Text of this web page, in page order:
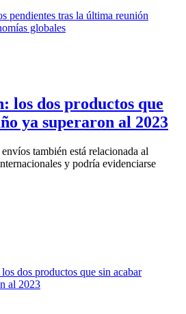
los dos productos que
ya superaron al 2023
también está relacionada al
y podría evidenciarse